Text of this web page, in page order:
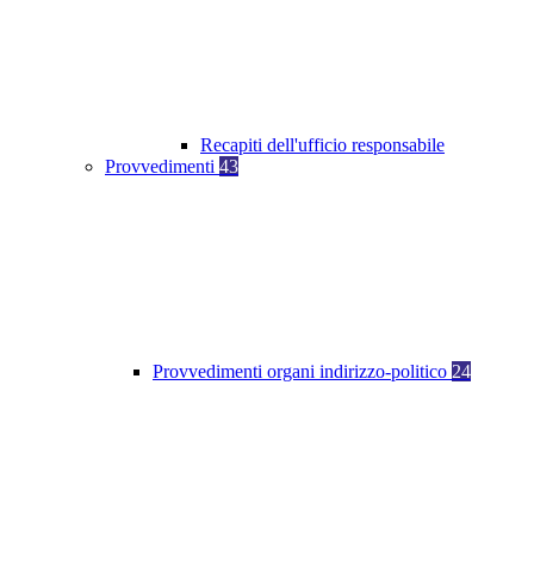
Recapiti dell'ufficio responsabile
Provvedimenti 43
Provvedimenti organi indirizzo-politico 24